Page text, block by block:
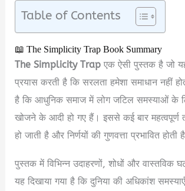
Table of Contents
📖 The Simplicity Trap Book Summary
The Simplicity Trap एक ऐसी पुस्तक है जो
प्रयास करती है कि सरलता हमेशा समाधान नहीं
है कि आधुनिक समाज में लोग जटिल समस्याओं के
खोजने के आदी हो गए हैं। इससे कई बार महत्वपूर्ण
हो जाती है और निर्णयों की गुणवत्ता प्रभावित होती
पुस्तक में विभिन्न उदाहरणों, शोधों और वास्तविक
यह दिखाया गया है कि दुनिया की अधिकांश